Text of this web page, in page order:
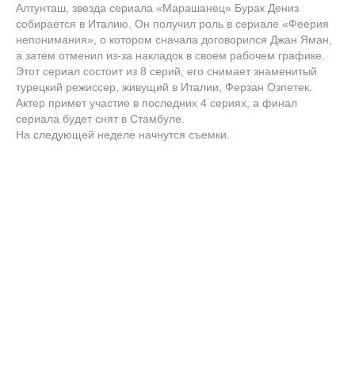
Алтунташ, звезда сериала «Марашанец» Бурак Дениз
собирается в Италию. Он получил роль в сериале «Феерия
непонимания», о котором сначала договорился Джан Яман,
а затем отменил из-за накладок в своем рабочем графике.
Этот сериал состоит из 8 серий, его снимает знаменитый
турецкий режиссер, живущий в Италии, Ферзан Озпетек.
Актер примет участие в последних 4 сериях, а финал
сериала будет снят в Стамбуле.
На следующей неделе начнутся съемки.